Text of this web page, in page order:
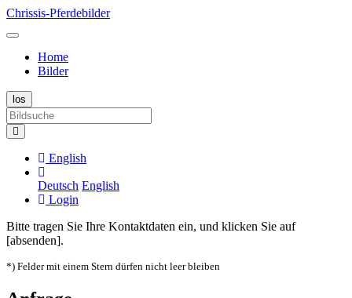
Chrissis-Pferdebilder
Home
Bilder
English
Deutsch English
Login
Bitte tragen Sie Ihre Kontaktdaten ein, und klicken Sie auf
[absenden].
*) Felder mit einem Stern dürfen nicht leer bleiben